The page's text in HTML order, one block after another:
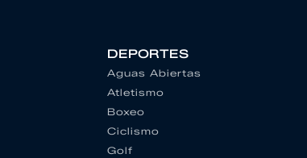
DEPORTES
Aguas Abiertas
Atletismo
Boxeo
Ciclismo
Golf